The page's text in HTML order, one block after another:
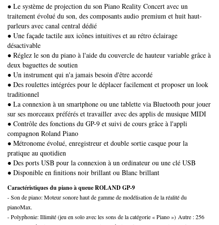
● Le système de projection du son Piano Reality Concert avec un
traitement évolué du son, des composants audio premium et huit haut-
parleurs avec canal central dédié
● Une façade tactile aux icônes intuitives et au rétro éclairage
désactivable
● Réglez le son du piano à l'aide du couvercle de hauteur variable grâce à
deux baguettes de soutien
● Un instrument qui n'a jamais besoin d'être accordé
● Des roulettes intégrées pour le déplacer facilement et proposer un look
traditionnel
● La connexion à un smartphone ou une tablette via Bluetooth pour jouer
sur ses morceaux préférés et travailler avec des applis de musique MIDI
● Contrôle des fonctions du GP-9 et suivi de cours grâce à l'appli
compagnon Roland Piano
● Métronome évolué, enregistreur et double sortie casque pour la
pratique au quotidien
● Des ports USB pour la connexion à un ordinateur ou une clé USB
● Disponible en finitions noir brillant ou Blanc brillant
Caractéristiques du piano à queue ROLAND GP-9
- Son de piano: Moteur sonore haut de gamme de modélisation de la réalité du
pianoMax.
- Polyphonie: Illimité (jeu en solo avec les sons de la catégorie « Piano ») Autre : 256